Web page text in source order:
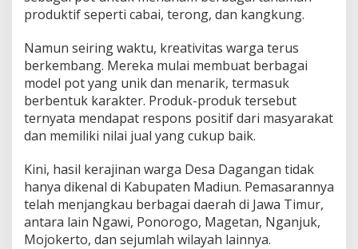
produktif seperti cabai, terong, dan kangkung.
Namun seiring waktu, kreativitas warga terus
berkembang. Mereka mulai membuat berbagai
model pot yang unik dan menarik, termasuk
berbentuk karakter. Produk-produk tersebut
ternyata mendapat respons positif dari masyarakat
dan memiliki nilai jual yang cukup baik.
Kini, hasil kerajinan warga Desa Dagangan tidak
hanya dikenal di Kabupaten Madiun. Pemasarannya
telah menjangkau berbagai daerah di Jawa Timur,
antara lain Ngawi, Ponorogo, Magetan, Nganjuk,
Mojokerto, dan sejumlah wilayah lainnya.